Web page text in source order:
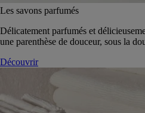
Les savons parfumés
Délicatement parfumés et
une parenthèse de douceur, sous la
Découvrir